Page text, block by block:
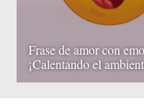
Frase de amor con
¡Calentando el